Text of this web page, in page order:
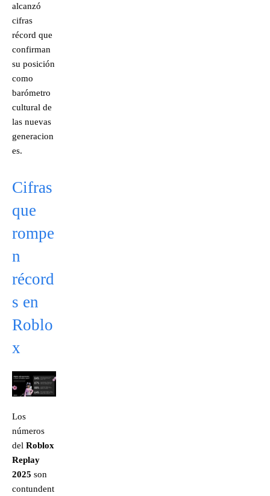
alcanzó
cifras
récord que
confirman
su posición
como
barómetro
cultural de
las nuevas
generacion
es.
Cifras
que
rompe
n
récord
s en
Roblo
x
Los
números
del Roblox
Replay
2025 son
contundent